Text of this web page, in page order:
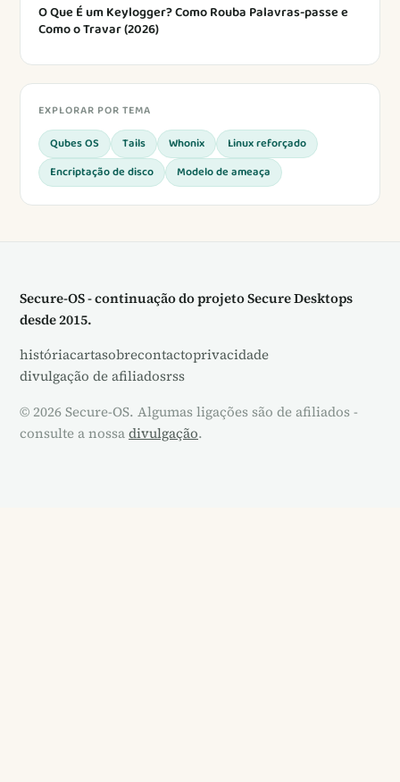
O Que É um Keylogger? Como Rouba Palavras-passe e
Como o Travar (2026)
EXPLORAR POR TEMA
Qubes OS Tails Whonix
Linux reforçado
Encriptação de disco
Modelo de ameaça
Secure-OS - continuação do projeto Secure Desktops
desde 2015.
históriacartasobrecontactoprivacidade
divulgação de afiliadosrss
© 2026 Secure-OS. Algumas ligações são de afiliados -
consulte a nossadivulgação.